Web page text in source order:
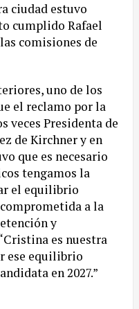
ciudad estuvo
cumplido Rafael
comisiones de
uno de los
el reclamo por la
veces Presidenta de
de Kirchner y en
que es necesario
tengamos la
el equilibrio
a la
y
es nuestra
ese equilibrio
en 2027.”